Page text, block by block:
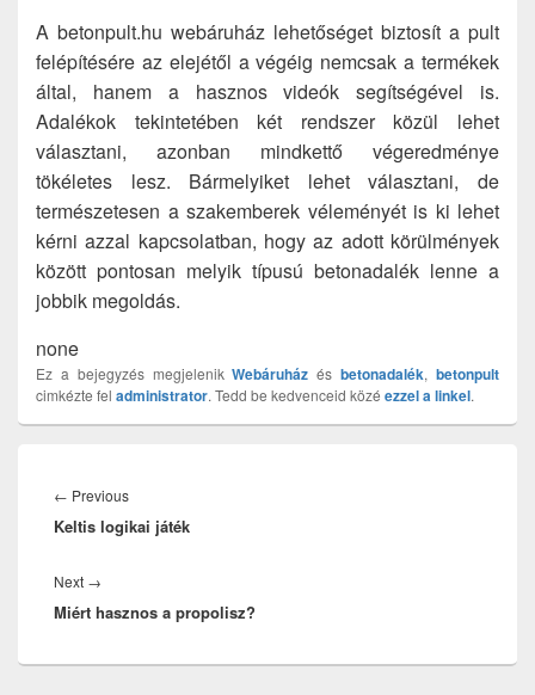
A betonpult.hu webáruház lehetőséget biztosít a pult
felépítésére az elejétől a végéig nemcsak a termékek
által, hanem a hasznos videók segítségével is.
Adalékok tekintetében két rendszer közül lehet
választani, azonban mindkettő végeredménye
tökéletes lesz. Bármelyiket lehet választani, de
természetesen a szakemberek véleményét is ki lehet
kérni azzal kapcsolatban, hogy az adott körülmények
között pontosan melyik típusú betonadalék lenne a
jobbik megoldás.
none
Ez a bejegyzés megjelenikWebáruház ésbetonadalék,betonpult
cimkézte fel administrator. Tedd be kedvenceid közé ezzel a linkel.
navigáció
← PreviousPrevious
post:
Keltis logikai játék
Next →
post:
Miért hasznos a propolisz?